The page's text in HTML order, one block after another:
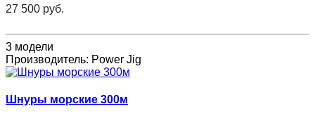
27 500 руб.
3 модели
Производитель: Power Jig
Шнуры морские 300м